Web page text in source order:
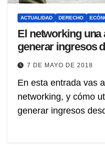
ACTUALIDAD DERECHO
El networking una
generar ingresos
7 DE MAYO DE 2018
En esta entrada vas
networking, y cómo
generar ingresos